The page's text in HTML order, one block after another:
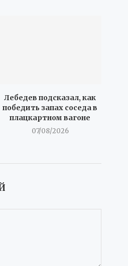
Лебедев подсказал, как
победить запах соседа в
плацкартном вагоне
07/08/2026